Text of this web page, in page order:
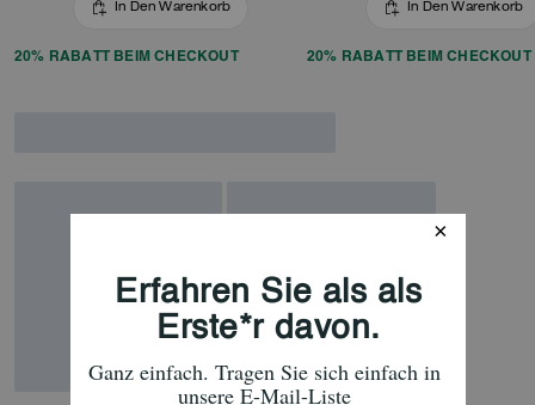
In Den Warenkorb
20% RABATT BEIM CHECKOUT
In Den Warenkorb
20% RABATT BEIM CHECKOUT